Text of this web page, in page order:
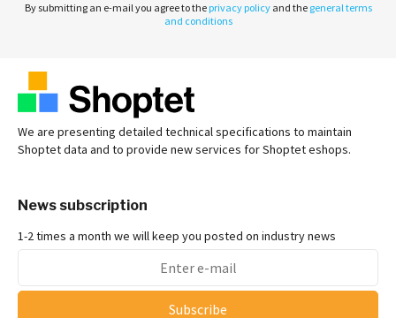
By submitting an e-mail you agree to the privacy policyand the general terms
and conditions
We are presenting detailed technical specifications to maintain
Shoptet data and to provide new services for Shoptet eshops.
News subscription
1-2 times a month we will keep you posted on industry news
Subscribe